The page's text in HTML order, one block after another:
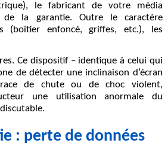
le fabricant de votre média
de la garantie. Outre le caractère
(boîtier enfoncé, griffes, etc.), les
Ce dispositif – identique à celui qui
de détecter une inclinaison d’écran
de chute ou de choc violent,
une utilisation anormale du
: perte de données